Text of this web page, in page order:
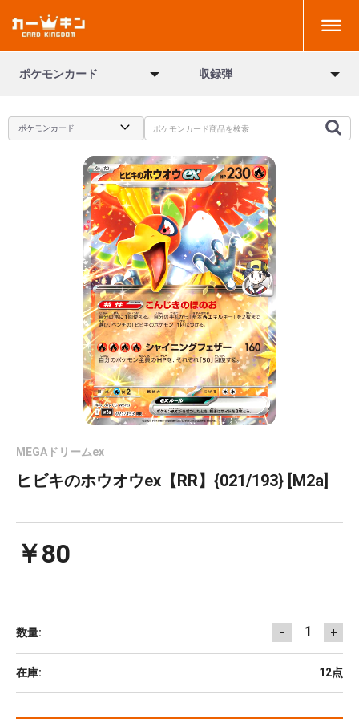
ポケモンカード 収録弾
MEGAドリームex
ヒビキのホウオウex【RR】{021/193} [M2a]
￥80
数量: - 1 +
在庫: 12点